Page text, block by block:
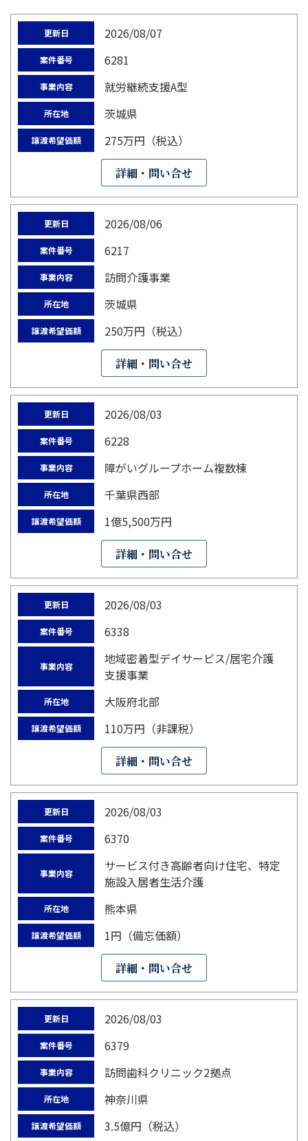
更新日 2026/08/07
案件番号 6281
事業内容 就労継続支援A型
所在地 茨城県
譲渡希望価額 275万円（税込）
詳細・問い合せ
更新日 2026/08/06
案件番号 6217
事業内容 訪問介護事業
所在地 茨城県
譲渡希望価額 250万円（税込）
詳細・問い合せ
更新日 2026/08/03
案件番号 6228
事業内容 障がいグループホーム複数棟
所在地 千葉県西部
譲渡希望価額 1億5,500万円
詳細・問い合せ
更新日 2026/08/03
案件番号 6338
事業内容
地域密着型デイサービス/居宅介護
支援事業
所在地 大阪府北部
譲渡希望価額 110万円（非課税）
詳細・問い合せ
更新日 2026/08/03
案件番号 6370
事業内容
サービス付き高齢者向け住宅、特定
施設入居者生活介護
所在地 熊本県
譲渡希望価額 1円（備忘価額）
詳細・問い合せ
更新日 2026/08/03
案件番号 6379
事業内容 訪問歯科クリニック2拠点
所在地 神奈川県
譲渡希望価額 3.5億円（税込）